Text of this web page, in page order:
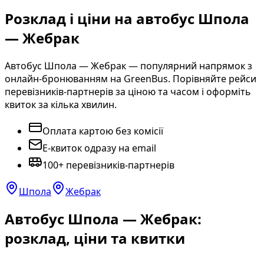
Розклад і ціни на автобус Шпола
— Жебрак
Автобус Шпола — Жебрак — популярний напрямок з
онлайн-бронюванням на GreenBus. Порівняйте рейси
перевізників-партнерів за ціною та часом і оформіть
квиток за кілька хвилин.
Оплата картою без комісії
E-квиток одразу на email
100+ перевізників-партнерів
Шпола Жебрак
Автобус Шпола — Жебрак:
розклад, ціни та квитки